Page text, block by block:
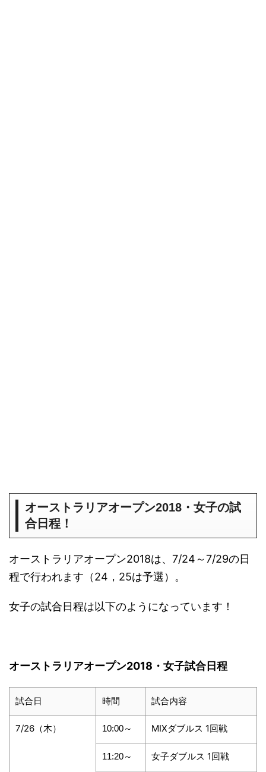
オーストラリアオープン2018・女子の試
合日程！
オーストラリアオープン2018は、7/24～7/29の日
程で行われます（24，25は予選）。
女子の試合日程は以下のようになっています！
オーストラリアオープン2018・女子試合日程
試合日 時間 試合内容
7/26（木） 10:00～ MIXダブルス 1回戦
11:20～ 女子ダブルス 1回戦